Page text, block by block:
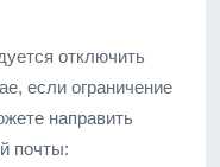
отключить
если ограничение
направить
почты: